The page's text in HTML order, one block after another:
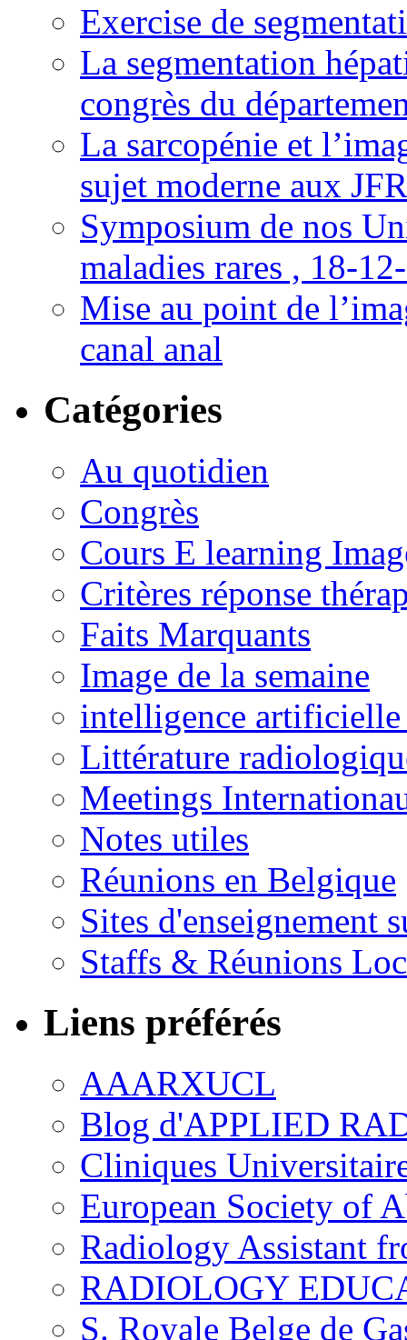
Exercise de
La segmentation
congrès du
La sarcopénie et
sujet moderne aux
Symposium de nos
maladies rares , 18-
Mise au point de
canal anal
Catégories
Au quotidien
Congrès
Cours E learning
Critères réponse
Faits Marquants
Image de la semaine
intelligence
Littérature
Meetings
Notes utiles
Réunions en Belgique
Sites d'enseignement
Staffs & Réunions
Liens préférés
AAARXUCL
Blog d'APPLIED
Cliniques
European Society of
Radiology Assistant
RADIOLOGY
S. Royale Belge de